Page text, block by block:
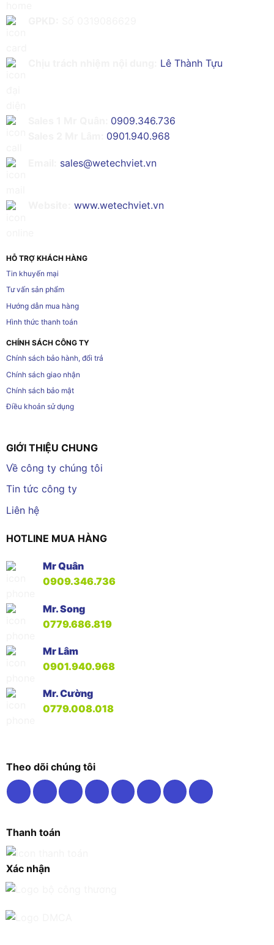
Lê Thành Tựu
0909.346.736
0901.940.968
sales@wetechviet.vn
www.wetechviet.vn
HỖ TRỢ KHÁCH HÀNG
Tin khuyến mại
Tư vấn sản phẩm
Hướng dẫn mua hàng
Hình thức thanh toán
CHÍNH SÁCH CÔNG TY
Chính sách bảo hành, đổi trả
Chính sách giao nhận
Chính sách bảo mật
Điều khoản sử dụng
GIỚI THIỆU CHUNG
Về công ty chúng tôi
Tin tức công ty
Liên hệ
HOTLINE MUA HÀNG
Mr Quân
0909.346.736
Mr. Song
0779.686.819
Mr Lâm
0901.940.968
Mr. Cường
0779.008.018
Theo dõi chúng tôi
Thanh toán
Xác nhận